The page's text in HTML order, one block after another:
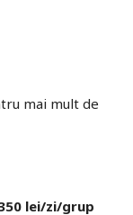
mai mult de
lei/zi/grup